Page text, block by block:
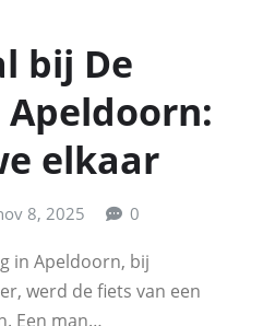
bij De
elkaar
8, 2025 0
in Apeldoorn, bij
werd de fiets van een
Een man…